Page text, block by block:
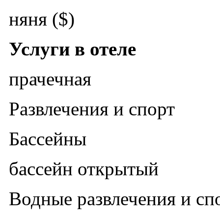
няня ($)
Услуги в отеле
прачечная
Развлечения и спорт
Бассейны
бассейн открытый
Водные развлечения и